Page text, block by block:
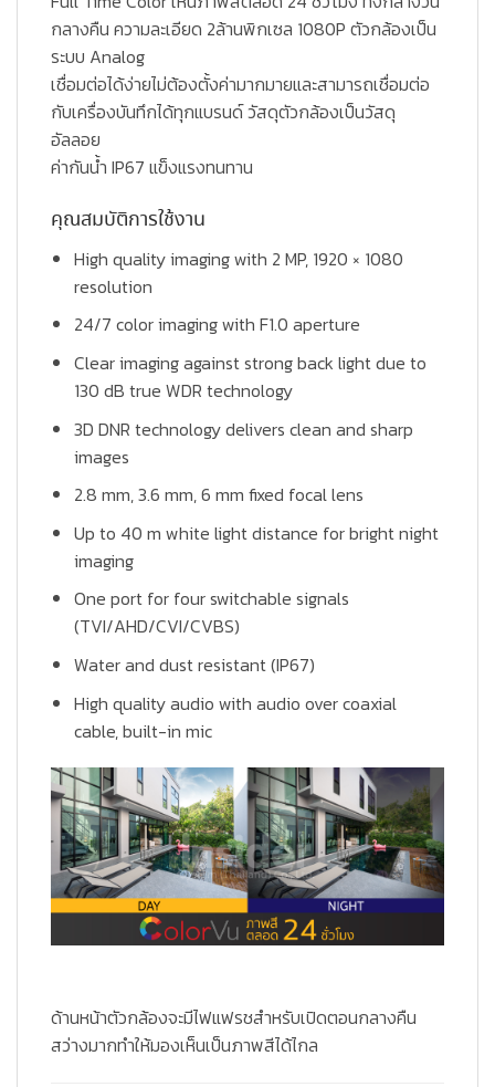
กลางคืน ความละเอียด 2ล้านพิกเซล 1080P ตัวกล้องเป็น
ระบบ Analog
เชื่อมต่อได้ง่ายไม่ต้องตั้งค่ามากมายและสามารถเชื่อมต่อ
กับเครื่องบันทึกได้ทุกแบรนด์ วัสดุตัวกล้องเป็นวัสดุ
อัลลอย
ค่ากันน้ำ IP67 แข็งแรงทนทาน
คุณสมบัติการใช้งาน
High quality imaging with 2 MP, 1920 × 1080
resolution
24/7 color imaging with F1.0 aperture
Clear imaging against strong back light due to
130 dB true WDR technology
3D DNR technology delivers clean and sharp
images
2.8 mm, 3.6 mm, 6 mm fixed focal lens
Up to 40 m white light distance for bright night
imaging
One port for four switchable signals
(TVI/AHD/CVI/CVBS)
Water and dust resistant (IP67)
High quality audio with audio over coaxial
cable, built-in mic
ด้านหน้าตัวกล้องจะมีไฟแฟรชสำหรับเปิดตอนกลางคืน
สว่างมากทำให้มองเห็นเป็นภาพสีได้ไกล